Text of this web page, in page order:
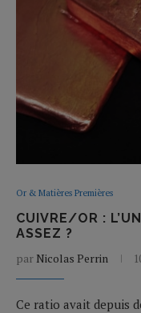
Or & Matières Premières
CUIVRE/OR :
ASSEZ ?
par Nicolas Perrin
Ce ratio avait depuis